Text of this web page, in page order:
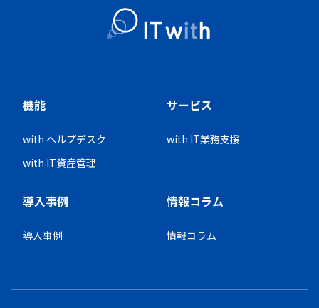
機能
with ヘルプデスク
with IT資産管理
サービス
with IT業務支援
導入事例
導入事例
情報コラム
情報コラム